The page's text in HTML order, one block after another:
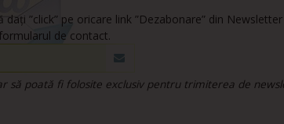
”click” pe oricare link ”Dezabonare” din
de contact.
să poată fi folosite exclusiv pentru trimiterea de